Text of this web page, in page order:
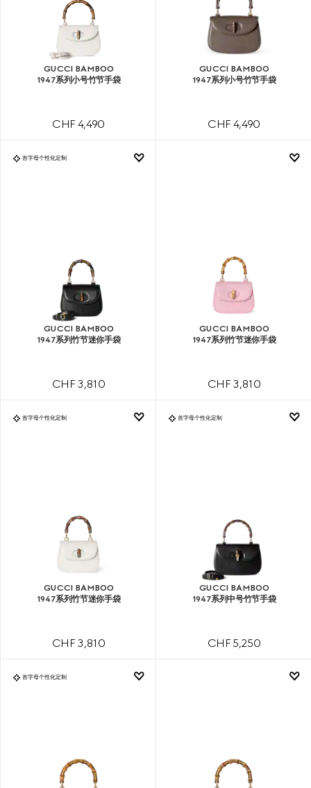
GUCCI BAMBOO
1947系列小号竹节手袋
CHF 4,490
GUCCI BAMBOO
1947系列小号竹节手袋
CHF 4,490
首字母个性化定制
GUCCI BAMBOO
1947系列竹节迷你手袋
CHF 3,810
GUCCI BAMBOO
1947系列竹节迷你手袋
CHF 3,810
首字母个性化定制
GUCCI BAMBOO
1947系列竹节迷你手袋
CHF 3,810
首字母个性化定制
GUCCI BAMBOO
1947系列中号竹节手袋
CHF 5,250
首字母个性化定制